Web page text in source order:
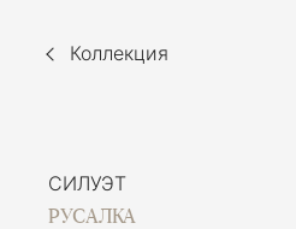
Коллекция
СИЛУЭТ
РУСАЛКА